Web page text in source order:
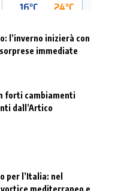
l’inverno inizierà con
immediate
forti cambiamenti
dall’Artico
per l’Italia: nel
mediterraneo e